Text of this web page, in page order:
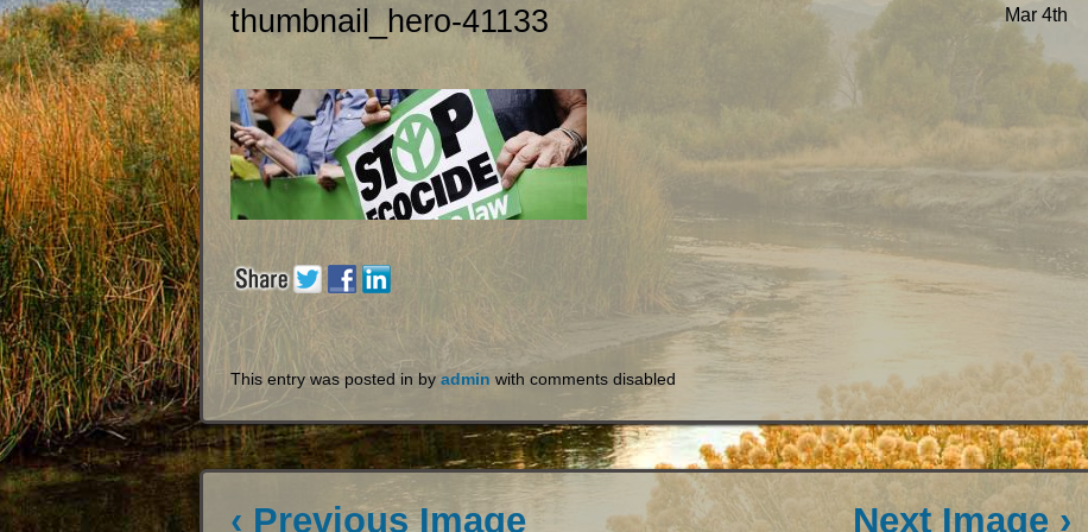
Mar 4th
thumbnail_hero-41133
This entry was posted in by admin with comments disabled
‹ Previous Image Next Image ›